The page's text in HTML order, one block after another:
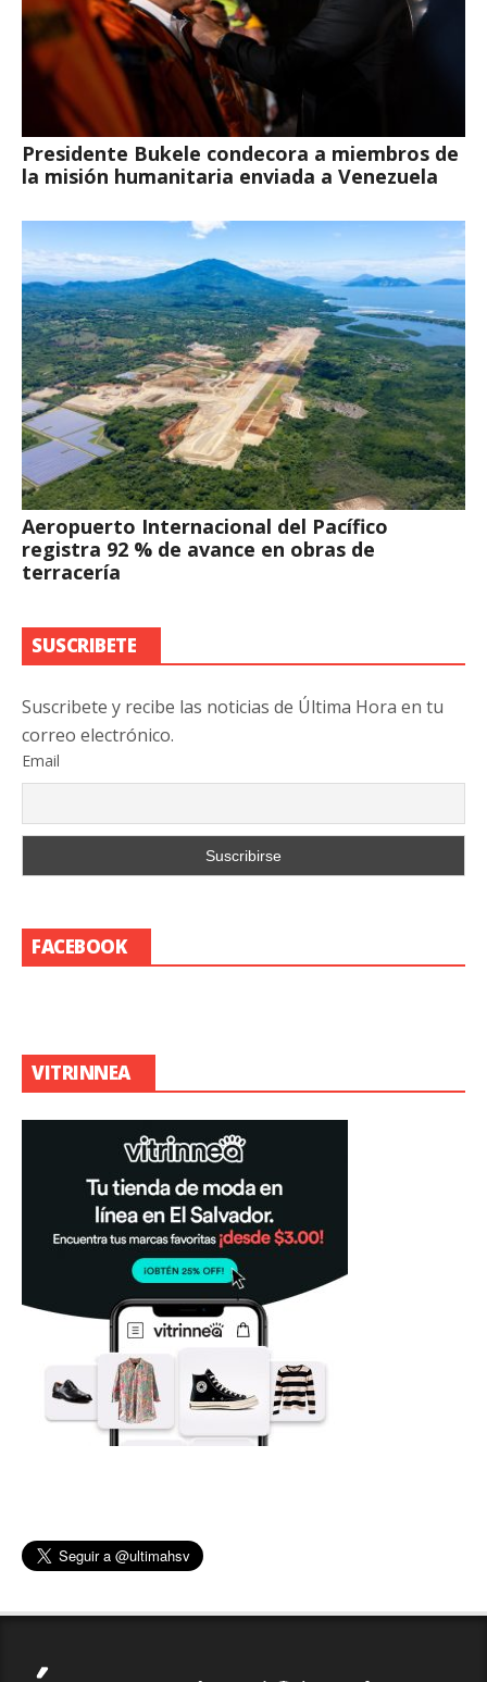
Presidente Bukele condecora a miembros de
la misión humanitaria enviada a Venezuela
Aeropuerto Internacional del Pacífico
registra 92 % de avance en obras de
terracería
SUSCRIBETE
Suscribete y recibe las noticias de Última Hora en tu
correo electrónico.
Email
FACEBOOK
VITRINNEA